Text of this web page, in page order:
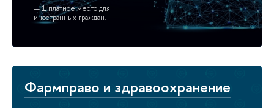
1 платное место для
иностранных граждан.
Фармправо и здравоохранение